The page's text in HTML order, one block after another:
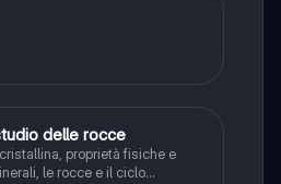
delle rocce
proprietà fisiche e
le rocce e il ciclo